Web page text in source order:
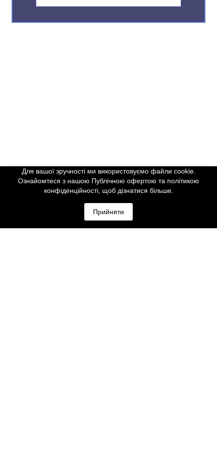
Для вашої зручності ми використовуємо файли cookie.
Ознайомтеся з нашою Публічною офертою та політикою
конфіденційності, щоб дізнатися більше.
Прийняти